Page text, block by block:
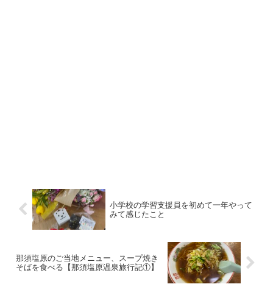
小学校の学習支援員を初めて一年やって
みて感じたこと
那須塩原のご当地メニュー、スープ焼き
そばを食べる【那須塩原温泉旅行記①】